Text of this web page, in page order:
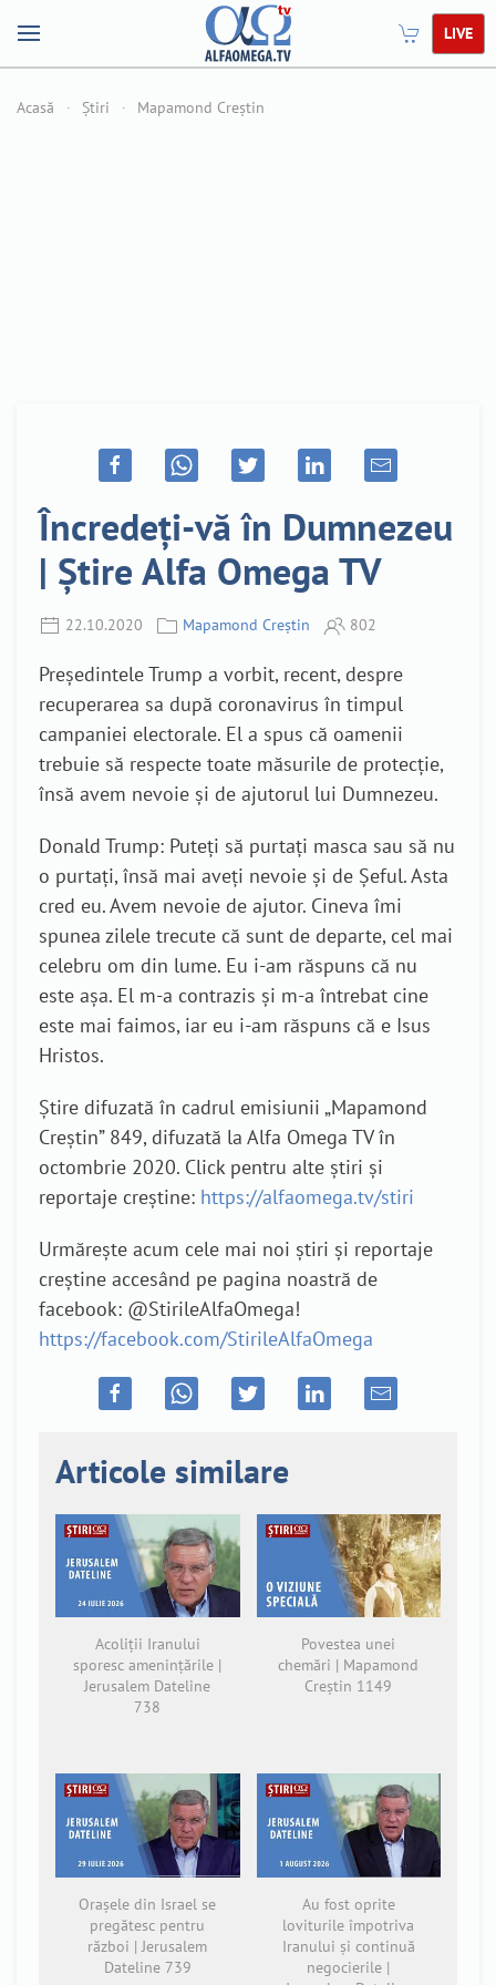
LIVE
Acasă Știri Mapamond Creștin
Încredeți-vă în Dumnezeu
| Știre Alfa Omega TV
22.10.2020 Mapamond Creștin 802
Președintele Trump a vorbit, recent, despre
recuperarea sa după coronavirus în timpul
campaniei electorale. El a spus că oamenii
trebuie să respecte toate măsurile de protecție,
însă avem nevoie și de ajutorul lui Dumnezeu.
Donald Trump: Puteți să purtați masca sau să nu
o purtați, însă mai aveți nevoie și de Șeful. Asta
cred eu. Avem nevoie de ajutor. Cineva îmi
spunea zilele trecute că sunt de departe, cel mai
celebru om din lume. Eu i-am răspuns că nu
este așa. El m-a contrazis și m-a întrebat cine
este mai faimos, iar eu i-am răspuns că e Isus
Hristos.
Știre difuzată în cadrul emisiunii „Mapamond
Creștin” 849, difuzată la Alfa Omega TV în
octombrie 2020. Click pentru alte știri și
reportaje creștine: https://alfaomega.tv/stiri
Urmărește acum cele mai noi știri și reportaje
creștine accesând pe pagina noastră de
facebook: @StirileAlfaOmega!
https://facebook.com/StirileAlfaOmega
Articole similare
Acoliții Iranului
sporesc amenințările |
Jerusalem Dateline
738
Povestea unei
chemări | Mapamond
Creștin 1149
Orașele din Israel se
pregătesc pentru
război | Jerusalem
Dateline 739
Au fost oprite
loviturile împotriva
Iranului și continuă
negocierile |